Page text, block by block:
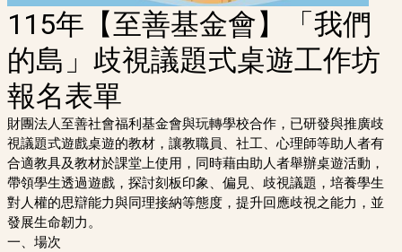
115年【至善基金會】「我們
的島」歧視議題式桌遊工作坊
報名表單
財團法人至善社會福利基金會與玩轉學校合作，已研發與推廣歧
視議題式遊戲桌遊的教材，讓教職員、社工、心理師等助人者有
合適教具及教材於課堂上使用，同時藉由助人者舉辦桌遊活動，
帶領學生透過遊戲，探討刻板印象、偏見、歧視議題，培養學生
對人權的思辯能力與同理接納等態度，提升回應歧視之能力，並
發展生命韌力。
一、場次